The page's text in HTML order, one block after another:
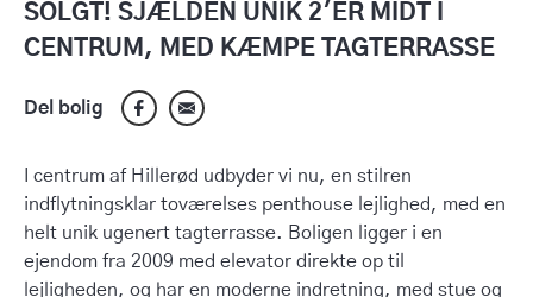
SOLGT! SJÆLDEN UNIK 2'ER MIDT I
CENTRUM, MED KÆMPE TAGTERRASSE
Del bolig
I centrum af Hillerød udbyder vi nu, en stilren
indflytningsklar toværelses penthouse lejlighed, med en
helt unik ugenert tagterrasse. Boligen ligger i en
ejendom fra 2009 med elevator direkte op til
lejligheden, og har en moderne indretning, med stue og